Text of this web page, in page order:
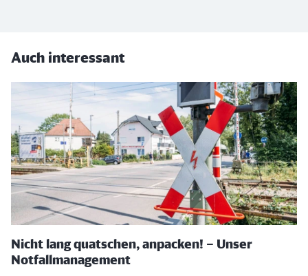
Auch interessant
Nicht lang quatschen, anpacken! – Unser
Notfallmanagement